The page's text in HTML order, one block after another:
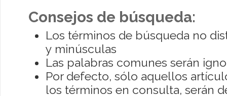
Consejos de búsqueda:
Los términos de búsqueda no
y minúsculas
Las palabras comunes serán
Por defecto, sólo aquellos
los términos en consulta, serán